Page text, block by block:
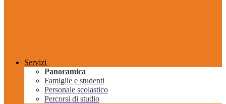
Servizi
Panoramica
Famiglie e studenti
Personale scolastico
Percorsi di studio